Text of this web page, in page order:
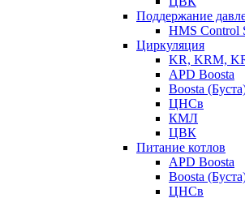
Поддержание
HMS Control
Циркуляция
KR, KRM,
APD Boosta
Boosta
ЦНСв
КМЛ
ЦВК
Питание котлов
APD Boosta
Boosta
ЦНСв